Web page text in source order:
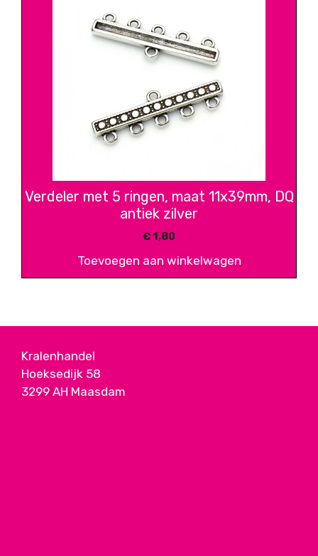
Verdeler met 5 ringen, maat 11x39mm, DQ
antiek zilver
€1,80
Toevoegen aan winkelwagen
Kralenhandel
Hoeksedijk 58
3299 AH Maasdam